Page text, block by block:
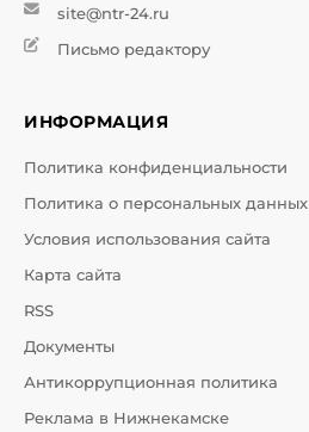
site@ntr-24.ru
Письмо редактору
ИНФОРМАЦИЯ
Политика конфиденциальности
Политика о персональных данных
Условия использования сайта
Карта сайта
RSS
Документы
Антикоррупционная политика
Реклама в Нижнекамске